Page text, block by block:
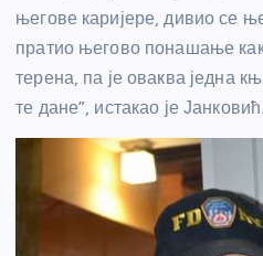
његове каријере, дивио се
пратио његово понашање
терена, па је оваква једна
те дане”, истакао је Јанковић.